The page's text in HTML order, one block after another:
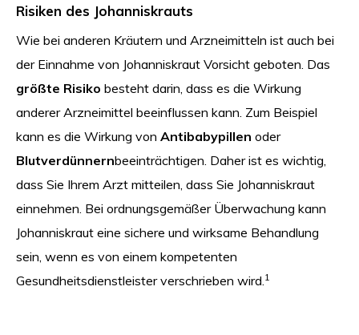
Risiken des Johanniskrauts
Wie bei anderen Kräutern und Arzneimitteln ist auch bei
der Einnahme von Johanniskraut Vorsicht geboten. Das
größte Risiko besteht darin, dass es die Wirkung
anderer Arzneimittel beeinflussen kann. Zum Beispiel
kann es die Wirkung von Antibabypillen oder
Blutverdünnernbeeinträchtigen. Daher ist es wichtig,
dass Sie Ihrem Arzt mitteilen, dass Sie Johanniskraut
einnehmen. Bei ordnungsgemäßer Überwachung kann
Johanniskraut eine sichere und wirksame Behandlung
sein, wenn es von einem kompetenten
Gesundheitsdienstleister verschrieben wird.1